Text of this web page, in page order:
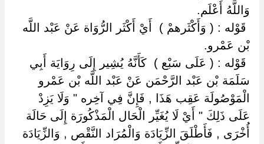
وَاللَّهُ أَعْلَم.
‏ ‏قَوْله : ( وَأَكْثَرهمْ ) ‏ ‏أَيْ أَكْثَر الرُّوَاة عَنْ عَبْد اللَّه
بْن عَمْرو.
‏ ‏قَوْله : ( عَلَى سَبْع ) ‏ ‏كَأَنَّهُ يُشِير إِلَى رِوَايَة أَبِي
سَلَمَة بْن عَبْد الرَّحْمَن عَنْ عَبْد اللَّه بْن عَمْرو
الْمَوْصُولَة عَقِب هَذَا , فَإِنَّ فِي آخِره " وَلَا يَزِدْ
عَلَى ذَلِكَ " أَيْ لَا يُغَيِّر الْحَال الْمَذْكُورَة إِلَى حَالَة
أُخْرَى , فَأَطْلَقَ الزِّيَادَة وَالْمُرَاد النَّقْص , وَالزِّيَادَة